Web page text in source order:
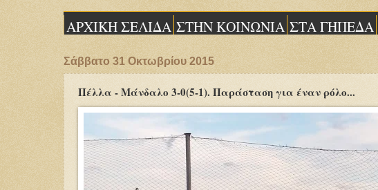
ΑΡΧΙΚΗ ΣΕΛΙΔΑ ΣΤΗΝ ΚΟΙΝΩΝΙΑ ΣΤΑ ΓΗΠΕΔΑ
Σάββατο 31 Οκτωβρίου 2015
Πέλλα - Μάνδαλο 3-0(5-1). Παράσταση για έναν ρόλο...